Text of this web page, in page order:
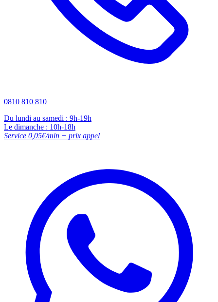
0810 810 810
Du lundi au samedi : 9h-19h
Le dimanche : 10h-18h
Service 0,05€/min + prix appel